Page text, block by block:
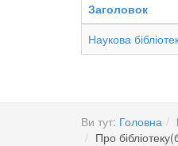
Заголовок
Наукова
Ви тут: Головна
Про